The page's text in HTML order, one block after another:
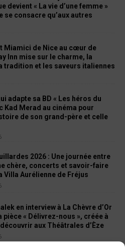
devient « La vie d’une femme »
se consacre qu’aux autres
Miamici de Nice au cœur de
Inn mise sur le charme, la
tradition et les saveurs italiennes
adapte sa BD « Les héros du
Kad Merad au cinéma pour
de son grand-père et celle
2026 : Une journée entre
chère, concerts et savoir-faire
Villa Aurélienne de Fréjus
en interview à La Chèvre d’Or
pièce « Délivrez-nous », créée à
aux Théâtrales d’Èze